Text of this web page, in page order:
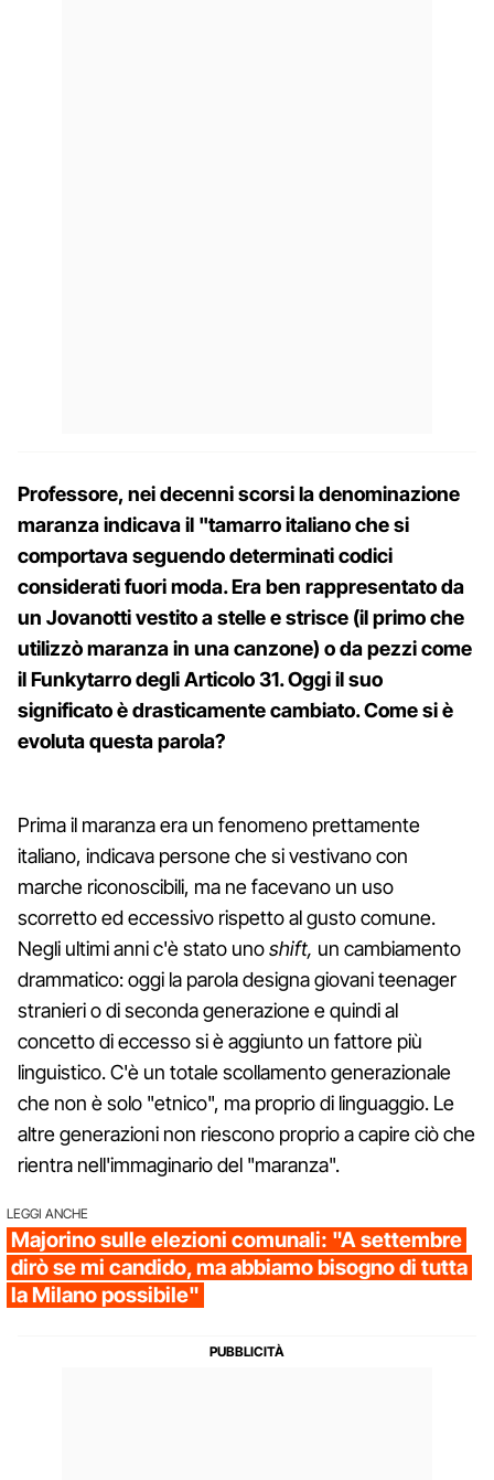
Professore, nei decenni scorsi la denominazione
maranza indicava il "tamarro italiano che si
comportava seguendo determinati codici
considerati fuori moda. Era ben rappresentato da
un Jovanotti vestito a stelle e strisce (il primo che
utilizzò maranza in una canzone) o da pezzi come
il Funkytarro degli Articolo 31. Oggi il suo
significato è drasticamente cambiato. Come si è
evoluta questa parola?
Prima il maranza era un fenomeno prettamente
italiano, indicava persone che si vestivano con
marche riconoscibili, ma ne facevano un uso
scorretto ed eccessivo rispetto al gusto comune.
Negli ultimi anni c'è stato unoshift, un cambiamento
drammatico: oggi la parola designa giovani teenager
stranieri o di seconda generazione e quindi al
concetto di eccesso si è aggiunto un fattore più
linguistico. C'è un totale scollamento generazionale
che non è solo "etnico", ma proprio di linguaggio. Le
altre generazioni non riescono proprio a capire ciò che
rientra nell'immaginario del "maranza".
LEGGI ANCHE
Majorino sulle elezioni comunali: "A settembre
dirò se mi candido, ma abbiamo bisogno di tutta
la Milano possibile"